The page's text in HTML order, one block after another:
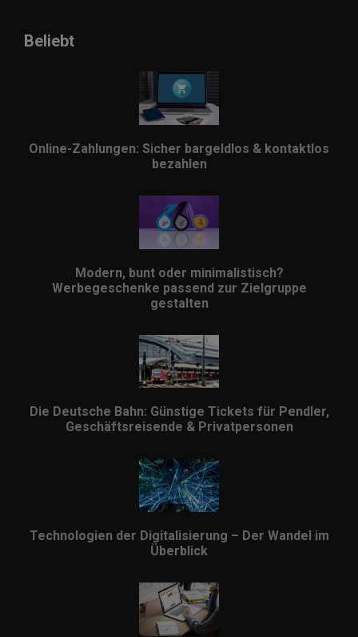
Beliebt
Online-Zahlungen: Sicher bargeldlos & kontaktlos
bezahlen
Modern, bunt oder minimalistisch?
Werbegeschenke passend zur Zielgruppe
gestalten
Die Deutsche Bahn: Günstige Tickets für Pendler,
Geschäftsreisende & Privatpersonen
Technologien der Digitalisierung – Der Wandel im
Überblick